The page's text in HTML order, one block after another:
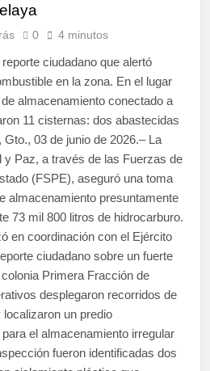
0 4 minutos
ciudadano que alertó
en la zona. En el lugar
almacenamiento conectado a
11 cisternas: dos abastecidas
03 de junio de 2026.– La
y Paz, a través de las Fuerzas de
(FSPE), aseguró una toma
almacenamiento presuntamente
73 mil 800 litros de hidrocarburo.
en coordinación con el Ejército
ciudadano sobre un fuerte
Primera Fracción de
desplegaron recorridos de
un predio
el almacenamiento irregular
fueron identificadas dos